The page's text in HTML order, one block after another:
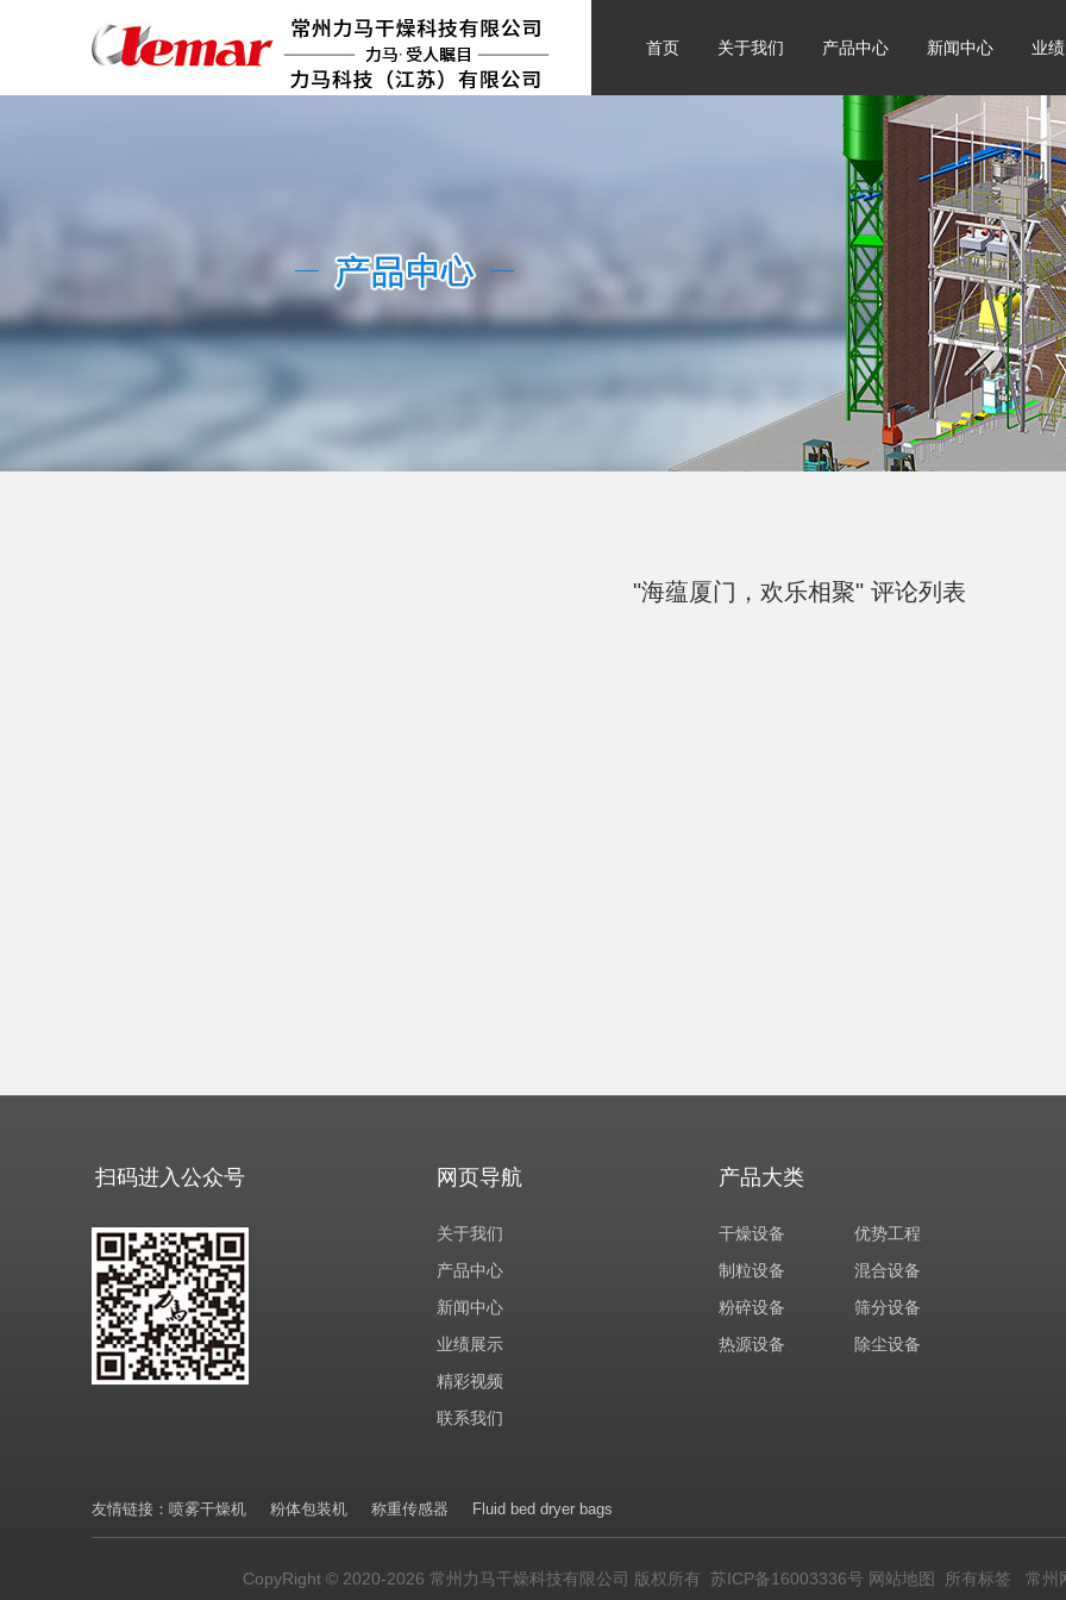
首页 关于我们 产品中心 新闻中心 业
"海蕴厦门，欢乐相聚" 评论列表
扫码进入公众号 网页导航
关于我们
产品中心
新闻中心
业绩展示
精彩视频
联系我们
产品大类
干燥设备
优势工程
制粒设备
混合设备
粉碎设备
筛分设备
热源设备
除尘设备
友情链接： 喷雾干燥机 粉体包装机 称重传感器 Fluid bed dryer bags
CopyRight © 2020-2026 常州力马干燥科技有限公司 版权所有 苏ICP备16003336号 网站地图 所有标签 常州